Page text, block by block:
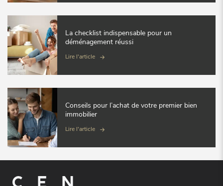
La checklist indispensable pour un
déménagement réussi
Lire l'article
Conseils pour l’achat de votre premier bien
immobilier
Lire l'article